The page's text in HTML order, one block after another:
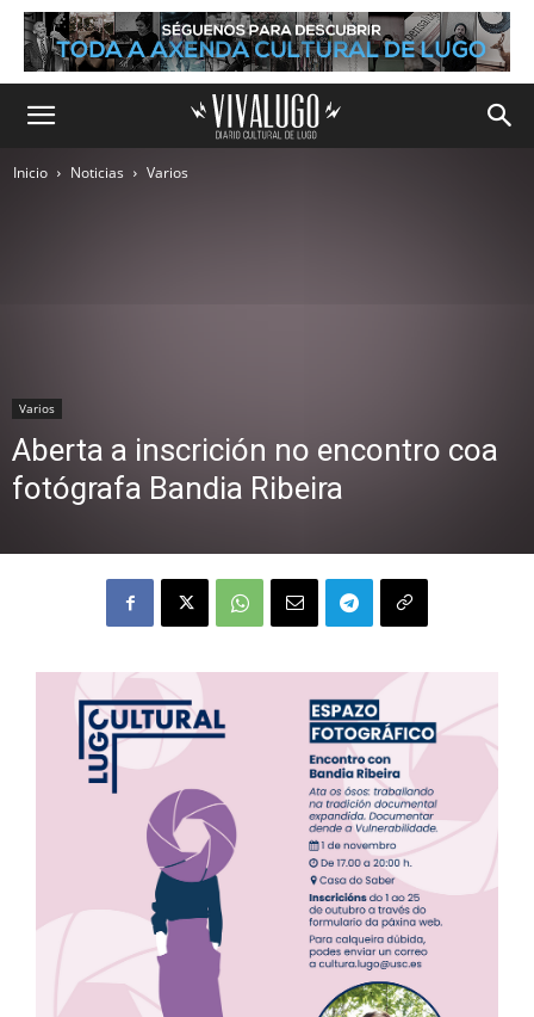
Inicio Noticias Varios
Varios
Aberta a inscrición no encontro coa
fotógrafa Bandia Ribeira